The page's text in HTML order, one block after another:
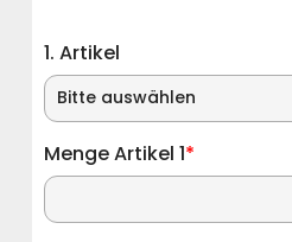
1. Artikel
Menge Artikel 1*